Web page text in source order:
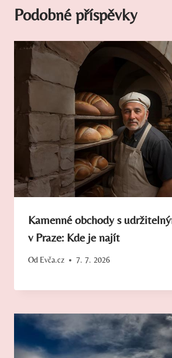
Podobné příspěvky
Kamenné obchody s
v Praze: Kde je najít
Od Evča.cz 7. 7. 2026